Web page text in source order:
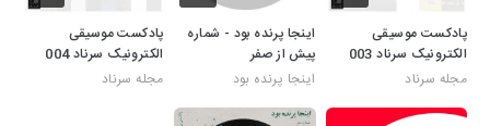
پادکست موسیقی
الکترونیک سرناد 003
مجله سرناد
اینجا پرنده بود - شماره
پیش از صفر
اینجا پرنده بود
پادکست موسیقی
الکترونیک سرناد 004
مجله سرناد